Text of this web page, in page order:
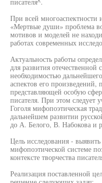
При всей
«Мертвые души» проблема
мотивов и моделей не
работах современных
Актуальность работы
для развития отечественной
необходимостью
аспектов его
представляющей особую
писателя. При этом следует
Гоголя мифопоэтическая
дальнейшем развитии
до А. Белого, В. Набокова и
Цель исследования -
мифопоэтической системе
контексте творчества
Реализация поставленной